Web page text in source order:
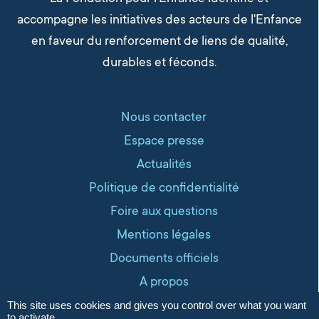
- 22 janvier 2026
La Fondation publie l’Acte 1 de ses
travaux sur la place de l’enfant dans
Rétrospective : les actions de la
Fondation pour l’Enfance en 2025
accompagne les initiatives des acteurs de l'Enfance
en faveur du renforcement de liens de qualité,
durables et féconds.
Nous contacter
Espace presse
Actualités
Politique de confidentialité
Foire aux questions
Mentions légales
Documents officiels
A propos
site labellisé respect zone
This site uses cookies and gives you control over what you want